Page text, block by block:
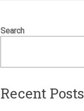
Search
Recent Posts